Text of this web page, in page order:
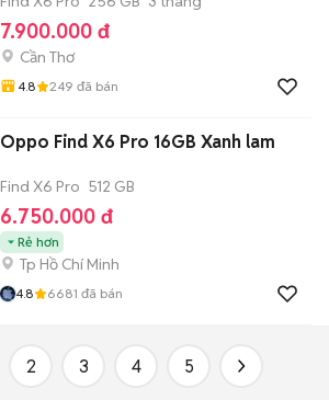
7.900.000 đ
Cần Thơ
4.8 249 đã bán
Oppo Find X6 Pro 16GB Xanh lam
Find X6 Pro 512 GB
6.750.000 đ
Rẻ hơn
Tp Hồ Chí Minh
4.8 6681 đã bán
2 3 4 5